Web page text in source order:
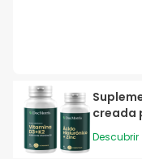
creada
Descubrir